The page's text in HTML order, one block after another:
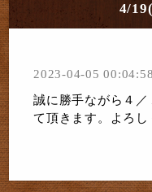
4/
2023-04-05 00:04:58
誠に勝手ながら４
て頂きます。よろし